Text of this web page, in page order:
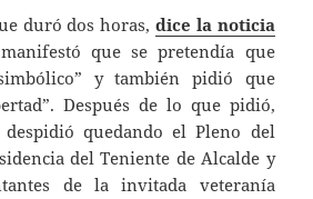
duró dos horas, dice la noticia
que se pretendía que
y también pidió que
Después de lo que pidió,
quedando el Pleno del
del Teniente de Alcalde y
de la invitada veteranía